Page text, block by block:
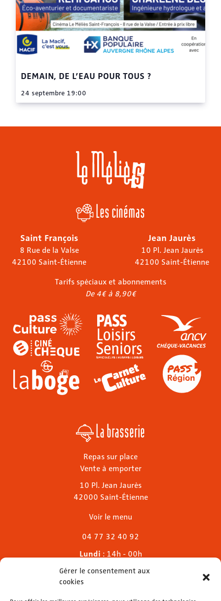
Gérer le consentement aux
cookies
DEMAIN, DE L’EAU POUR TOUS ?
24 septembre 19:00
Les cinémas
Saint François
8 Rue de la Valse
42100 Saint-Étienne
Jean Jaurès
10 Pl. Jean Jaurès
42100 Saint-Étienne
Tarifs spéciaux et abonnements
De 4€ à 8,90€
La brasserie
Repas sur place
Vente à emporter
10 Pl. Jean Jaurès
42000 Saint-Étienne
Voir le menu
04 77 32 40 92
Lundi : 14h - 00h
Mardi & mercredi
Jeudi